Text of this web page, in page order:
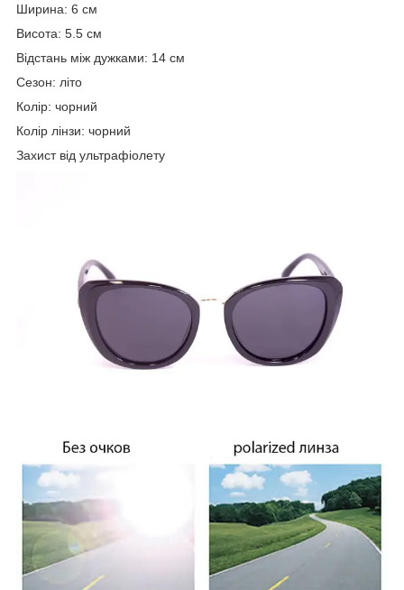
Ширина: 6 см
Висота: 5.5 см
Відстань між дужками: 14 см
Сезон: літо
Колір: чорний
Колір лінзи: чорний
Захист від ультрафіолету